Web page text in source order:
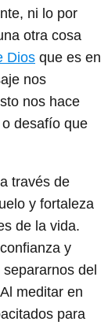
ni lo por
otra cosa
Dios que es en
nos
nos hace
desafío que
través de
y fortaleza
de la vida.
y
del
meditar en
para